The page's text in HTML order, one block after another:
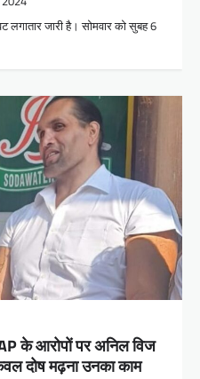
लगातार जारी है। सोमवार को सुबह 6
के आरोपों पर अनिल विज
दोष मढ़ना उनका काम